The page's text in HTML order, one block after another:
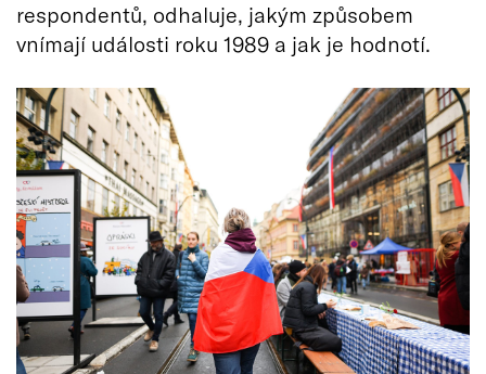
respondentů, odhaluje, jakým způsobem
vnímají události roku 1989 a jak je hodnotí.